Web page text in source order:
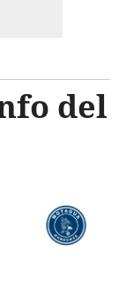
del